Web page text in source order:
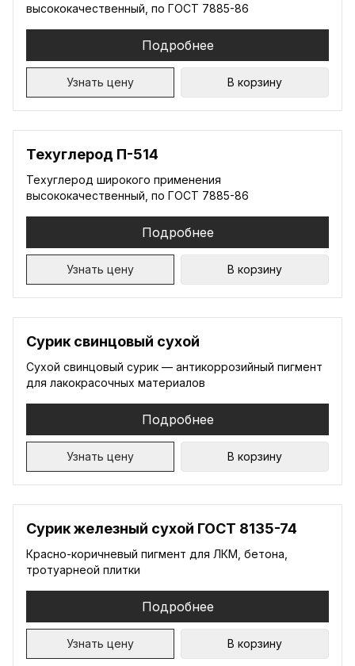
высококачественный, по ГОСТ 7885-86
Подробнее
Узнать цену В корзину
Техуглерод П-514
Техуглерод широкого применения
высококачественный, по ГОСТ 7885-86
Подробнее
Узнать цену В корзину
Сурик свинцовый сухой
Сухой свинцовый сурик — антикоррозийный пигмент
для лакокрасочных материалов
Подробнее
Узнать цену В корзину
Сурик железный сухой ГОСТ 8135-74
Красно-коричневый пигмент для ЛКМ, бетона,
тротуарнеой плитки
Подробнее
Узнать цену В корзину